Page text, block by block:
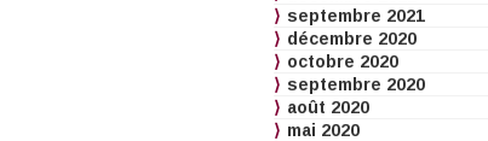
septembre 2021
décembre 2020
octobre 2020
septembre 2020
août 2020
mai 2020